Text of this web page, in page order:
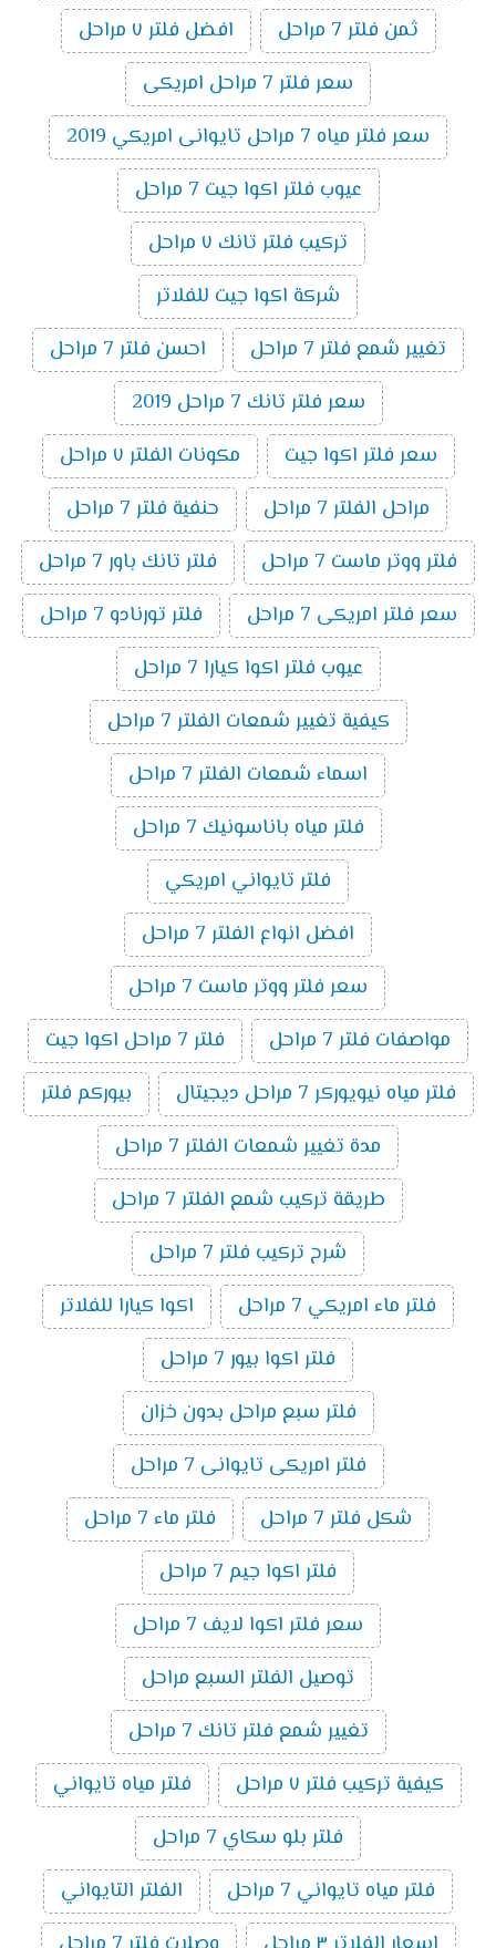
ثمن فلتر 7 مراحل
افضل فلتر ٧ مراحل
سعر فلتر 7 مراحل امريكى
سعر فلتر مياه 7 مراحل تايوانى امريكي 2019
عيوب فلتر اكوا جيت 7 مراحل
تركيب فلتر تانك ٧ مراحل
شركة اكوا جيت للفلاتر
تغيير شمع فلتر 7 مراحل
احسن فلتر 7 مراحل
سعر فلتر تانك 7 مراحل 2019
سعر فلتر اكوا جيت
مكونات الفلتر ٧ مراحل
مراحل الفلتر 7 مراحل
حنفية فلتر 7 مراحل
فلتر ووتر ماست 7 مراحل
فلتر تانك باور 7 مراحل
سعر فلتر امريكى 7 مراحل
فلتر تورنادو 7 مراحل
عيوب فلتر اكوا كيارا 7 مراحل
كيفية تغيير شمعات الفلتر 7 مراحل
اسماء شمعات الفلتر 7 مراحل
فلتر مياه باناسونيك 7 مراحل
فلتر تايواني امريكي
افضل انواع الفلتر 7 مراحل
سعر فلتر ووتر ماست 7 مراحل
مواصفات فلتر 7 مراحل
فلتر 7 مراحل اكوا جيت
فلتر مياه نيويوركر 7 مراحل ديجيتال
بيوركم فلتر
مدة تغيير شمعات الفلتر 7 مراحل
طريقة تركيب شمع الفلتر 7 مراحل
شرح تركيب فلتر 7 مراحل
فلتر ماء امريكي 7 مراحل
اكوا كيارا للفلاتر
فلتر اكوا بيور 7 مراحل
فلتر سبع مراحل بدون خزان
فلتر امريكى تايوانى 7 مراحل
شكل فلتر 7 مراحل
فلتر ماء 7 مراحل
فلتر اكوا جيم 7 مراحل
سعر فلتر اكوا لايف 7 مراحل
توصيل الفلتر السبع مراحل
تغيير شمع فلتر تانك 7 مراحل
كيفية تركيب فلتر ٧ مراحل
فلتر مياه تايواني
فلتر بلو سكاي 7 مراحل
فلتر مياه تايواني 7 مراحل
الفلتر التايواني